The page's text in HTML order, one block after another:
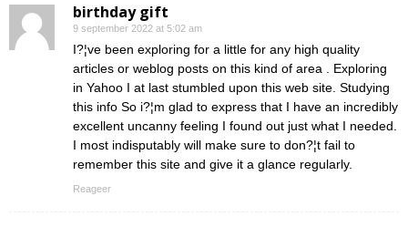
birthday gift
9 september 2022 at 5:02 am
I?¦ve been exploring for a little for any high quality
articles or weblog posts on this kind of area . Exploring
in Yahoo I at last stumbled upon this web site. Studying
this info So i?¦m glad to express that I have an incredibly
excellent uncanny feeling I found out just what I needed.
I most indisputably will make sure to don?¦t fail to
remember this site and give it a glance regularly.
Reageer